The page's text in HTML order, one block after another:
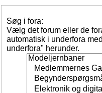
Søg i fora:
Vælg det forum eller de
automatisk i underfora
underfora" herunder.